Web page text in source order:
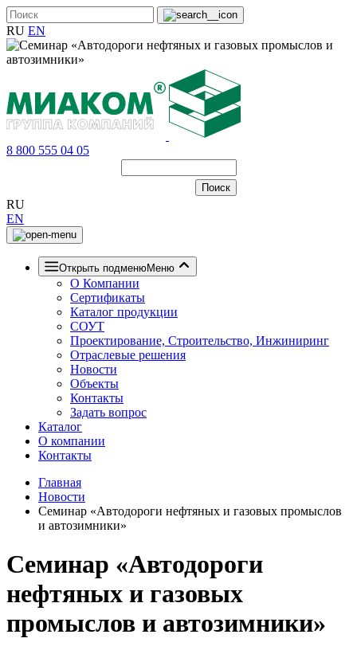
RU EN
8 800 555 04 05
RU
EN
Открыть подменюМеню
О Компании
Сертификаты
Каталог продукции
СОУТ
Проектирование, Строительство, Инжиниринг
Отраслевые решения
Новости
Объекты
Контакты
Задать вопрос
Каталог
О компании
Контакты
Главная
Новости
Семинар «Автодороги нефтяных и газовых промыслов
и автозимники»
Семинар «Автодороги
нефтяных и газовых
промыслов и автозимники»